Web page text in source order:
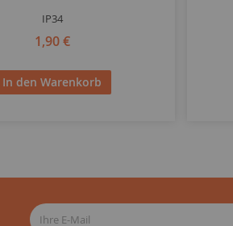
IP34
1,90 €
In den Warenkorb